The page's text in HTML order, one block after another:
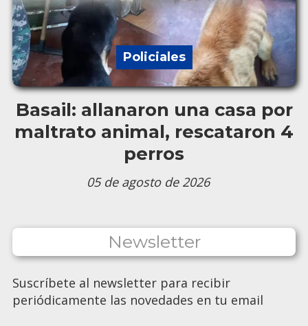
Basail: allanaron una casa por
maltrato animal, rescataron 4
perros
Policiales
05 de agosto de 2026
Newsletter
Suscríbete al newsletter para recibir
periódicamente las novedades en tu email